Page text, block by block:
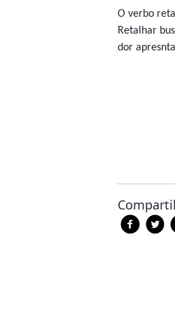
O verbo
Retalhar
dor